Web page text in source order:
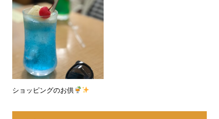
ショッピングのお供